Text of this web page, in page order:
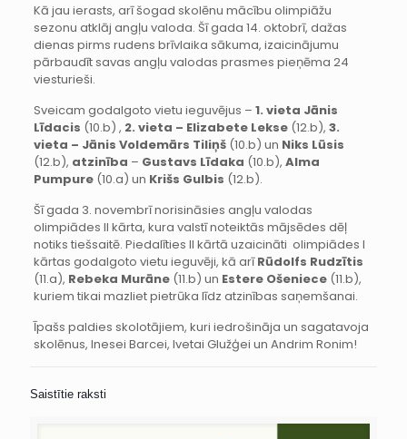
Kā jau ierasts, arī šogad skolēnu mācību olimpiāžu
sezonu atklāj angļu valoda. Šī gada 14. oktobrī, dažas
dienas pirms rudens brīvlaika sākuma, izaicinājumu
pārbaudīt savas angļu valodas prasmes pieņēma 24
viesturieši.
Sveicam godalgoto vietu ieguvējus – 1. vieta Jānis
Līdacis (10.b) , 2. vieta – Elizabete Lekse (12.b), 3.
vieta – Jānis Voldemārs Tiliņš (10.b) un Niks Lūsis
(12.b), atzinība – Gustavs Līdaka (10.b), Alma
Pumpure(10.a) un Krišs Gulbis (12.b).
Šī gada 3. novembrī norisināsies angļu valodas
olimpiādes II kārta, kura valstī noteiktās mājsēdes dēļ
notiks tiešsaitē. Piedalīties II kārtā uzaicināti olimpiādes I
kārtas godalgoto vietu ieguvēji, kā arīRūdolfs Rudzītis
(11.a), Rebeka Murāne(11.b) un Estere Ošeniece (11.b),
kuriem tikai mazliet pietrūka līdz atzinības saņemšanai.
Īpašs paldies skolotājiem, kuri iedrošināja un sagatavoja
skolēnus, Inesei Barcei, Ivetai Glužģei un Andrim Ronim!
Saistītie raksti